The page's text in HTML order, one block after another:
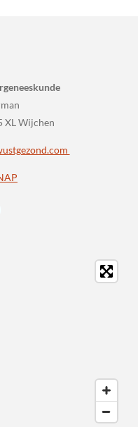
XL Wijchen